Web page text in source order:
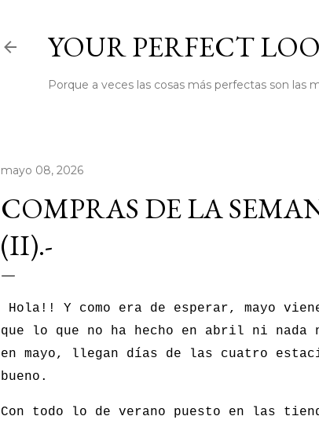
YOUR PERFECT
Porque a veces las cosas más perfectas son las
mayo 08, 2026
COMPRAS DE LA
(II).-
Hola!! Y como era de esperar, mayo
que lo que no ha hecho en abril ni nada
en mayo, llegan días de las cuatro
bueno.
Con todo lo de verano puesto en las